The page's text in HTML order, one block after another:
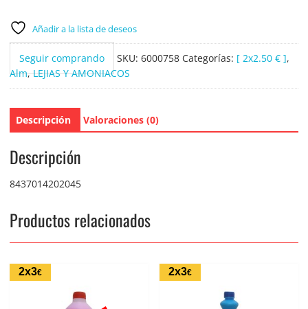
Añadir a la lista de deseos
Seguir comprando SKU: 6000758 Categorías: [ 2x2.50 € ],
Alm,LEJIAS Y AMONIACOS
Descripción Valoraciones (0)
Descripción
8437014202045
Productos relacionados
2x3€ 2x3€